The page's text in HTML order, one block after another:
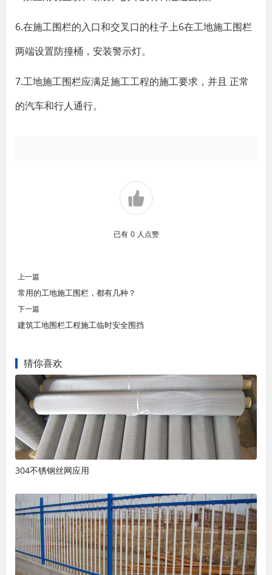
6.在施工围栏的入口和交叉口的柱子上6在工地施工围栏
两端设置防撞桶，安装警示灯。
7.工地施工围栏应满足施工工程的施工要求，并且 正常
的汽车和行人通行。
已有 0 人点赞
上一篇
常用的工地施工围栏，都有几种？
下一篇
建筑工地围栏工程施工临时安全围挡
猜你喜欢
304不锈钢丝网应用